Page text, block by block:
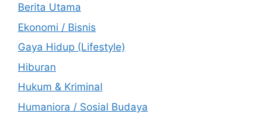
Berita Utama
Ekonomi / Bisnis
Gaya Hidup (Lifestyle)
Hiburan
Hukum & Kriminal
Humaniora / Sosial Budaya